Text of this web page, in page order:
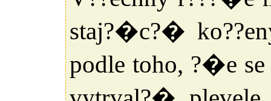
staj?�c?�
podle toho, ?�e